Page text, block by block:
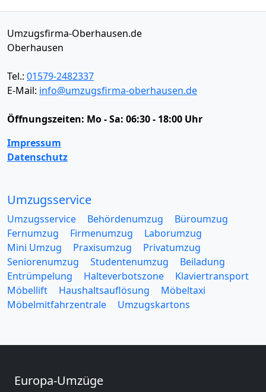
Umzugsfirma-Oberhausen.de
Oberhausen
Tel.: 01579-2482337
E-Mail: info@umzugsfirma-oberhausen.de
Öffnungszeiten: Mo - Sa: 06:30 - 18:00 Uhr
Impressum
Datenschutz
Umzugsservice
Umzugsservice Behördenumzug
Büroumzug
Fernumzug
Firmenumzug
Laborumzug
Mini Umzug
Praxisumzug
Privatumzug
Seniorenumzug
Studentenumzug
Beiladung
Entrümpelung
Halteverbotszone
Klaviertransport
Möbellift
Haushaltsauflösung
Möbeltaxi
Möbelmitfahrzentrale
Umzugskartons
Europa-Umzüge